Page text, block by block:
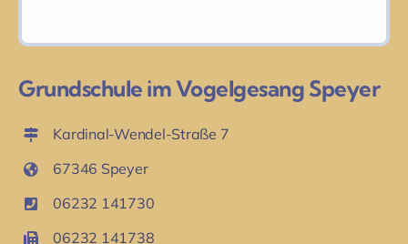
Grundschule im Vogelgesang Speyer
Kardinal-Wendel-Straße 7
67346 Speyer
06232 141730
06232 141738